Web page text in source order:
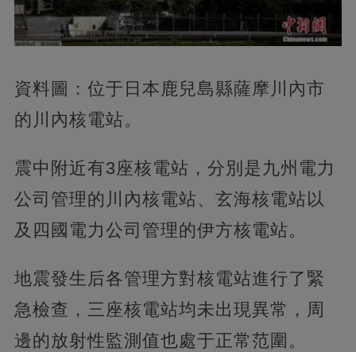
資料圖：位于日本鹿兒島縣薩摩川內市
的川內核電站。
震中附近有3座核電站，分別是九州電力
公司管理的川內核電站、玄海核電站以
及四國電力公司管理的伊方核電站。
地震發生后各管理方對核電站進行了緊
急檢查，三座核電站均未出現異常，周
邊的放射性監測值也處于正常范圍。